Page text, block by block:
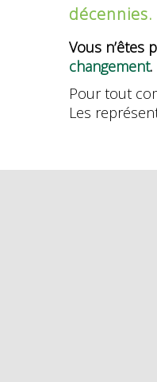
décennies.
Vous n’êtes
changement.
Pour tout
Les